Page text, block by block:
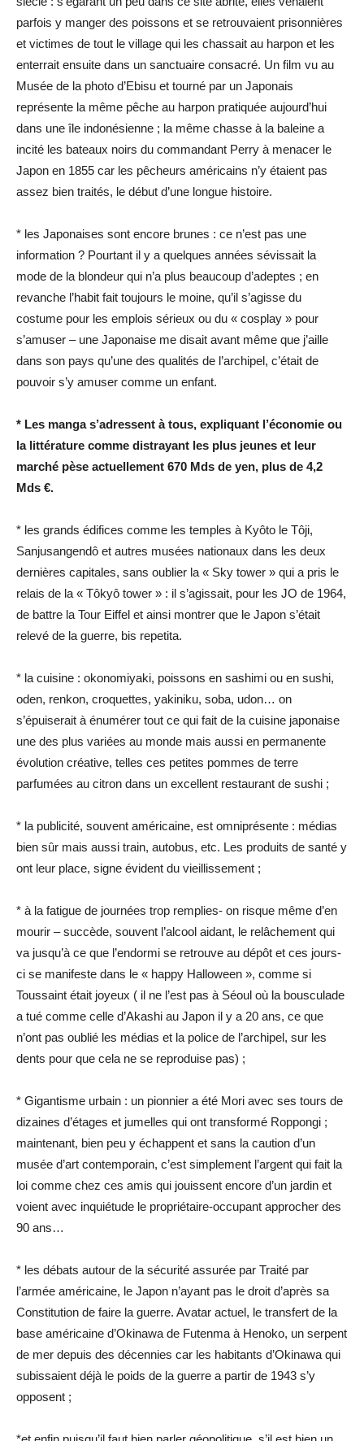
parfois y manger des poissons et se retrouvaient prisonnières
et victimes de tout le village qui les chassait au harpon et les
enterrait ensuite dans un sanctuaire consacré. Un film vu au
Musée de la photo d’Ebisu et tourné par un Japonais
représente la même pêche au harpon pratiquée aujourd’hui
dans une île indonésienne ; la même chasse à la baleine a
incité les bateaux noirs du commandant Perry à menacer le
Japon en 1855 car les pêcheurs américains n’y étaient pas
assez bien traités, le début d’une longue histoire.
* les Japonaises sont encore brunes : ce n’est pas une
information ? Pourtant il y a quelques années sévissait la
mode de la blondeur qui n’a plus beaucoup d’adeptes ; en
revanche l’habit fait toujours le moine, qu’il s’agisse du
costume pour les emplois sérieux ou du « cosplay » pour
s’amuser – une Japonaise me disait avant même que j’aille
dans son pays qu’une des qualités de l’archipel, c’était de
pouvoir s’y amuser comme un enfant.
* Les manga s’adressent à tous, expliquant l’économie ou
la littérature comme distrayant les plus jeunes et leur
marché pèse actuellement 670 Mds de yen, plus de 4,2
Mds €.
* les grands édifices comme les temples à Kyôto le Tôji,
Sanjusangendô et autres musées nationaux dans les deux
dernières capitales, sans oublier la « Sky tower » qui a pris le
relais de la « Tôkyô tower » : il s’agissait, pour les JO de 1964,
de battre la Tour Eiffel et ainsi montrer que le Japon s’était
relevé de la guerre, bis repetita.
* la cuisine : okonomiyaki, poissons en sashimi ou en sushi,
oden, renkon, croquettes, yakiniku, soba, udon… on
s’épuiserait à énumérer tout ce qui fait de la cuisine japonaise
une des plus variées au monde mais aussi en permanente
évolution créative, telles ces petites pommes de terre
parfumées au citron dans un excellent restaurant de sushi ;
* la publicité, souvent américaine, est omniprésente : médias
bien sûr mais aussi train, autobus, etc. Les produits de santé y
ont leur place, signe évident du vieillissement ;
* à la fatigue de journées trop remplies- on risque même d’en
mourir – succède, souvent l’alcool aidant, le relâchement qui
va jusqu’à ce que l’endormi se retrouve au dépôt et ces jours-
ci se manifeste dans le « happy Halloween », comme si
Toussaint était joyeux ( il ne l’est pas à Séoul où la bousculade
a tué comme celle d’Akashi au Japon il y a 20 ans, ce que
n’ont pas oublié les médias et la police de l’archipel, sur les
dents pour que cela ne se reproduise pas) ;
* Gigantisme urbain : un pionnier a été Mori avec ses tours de
dizaines d’étages et jumelles qui ont transformé Roppongi ;
maintenant, bien peu y échappent et sans la caution d’un
musée d’art contemporain, c’est simplement l’argent qui fait la
loi comme chez ces amis qui jouissent encore d’un jardin et
voient avec inquiétude le propriétaire-occupant approcher des
90 ans…
* les débats autour de la sécurité assurée par Traité par
l’armée américaine, le Japon n’ayant pas le droit d’après sa
Constitution de faire la guerre. Avatar actuel, le transfert de la
base américaine d’Okinawa de Futenma à Henoko, un serpent
de mer depuis des décennies car les habitants d’Okinawa qui
subissaient déjà le poids de la guerre a partir de 1943 s’y
opposent ;